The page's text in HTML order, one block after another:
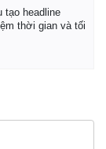
tạo headline
thời gian và tối